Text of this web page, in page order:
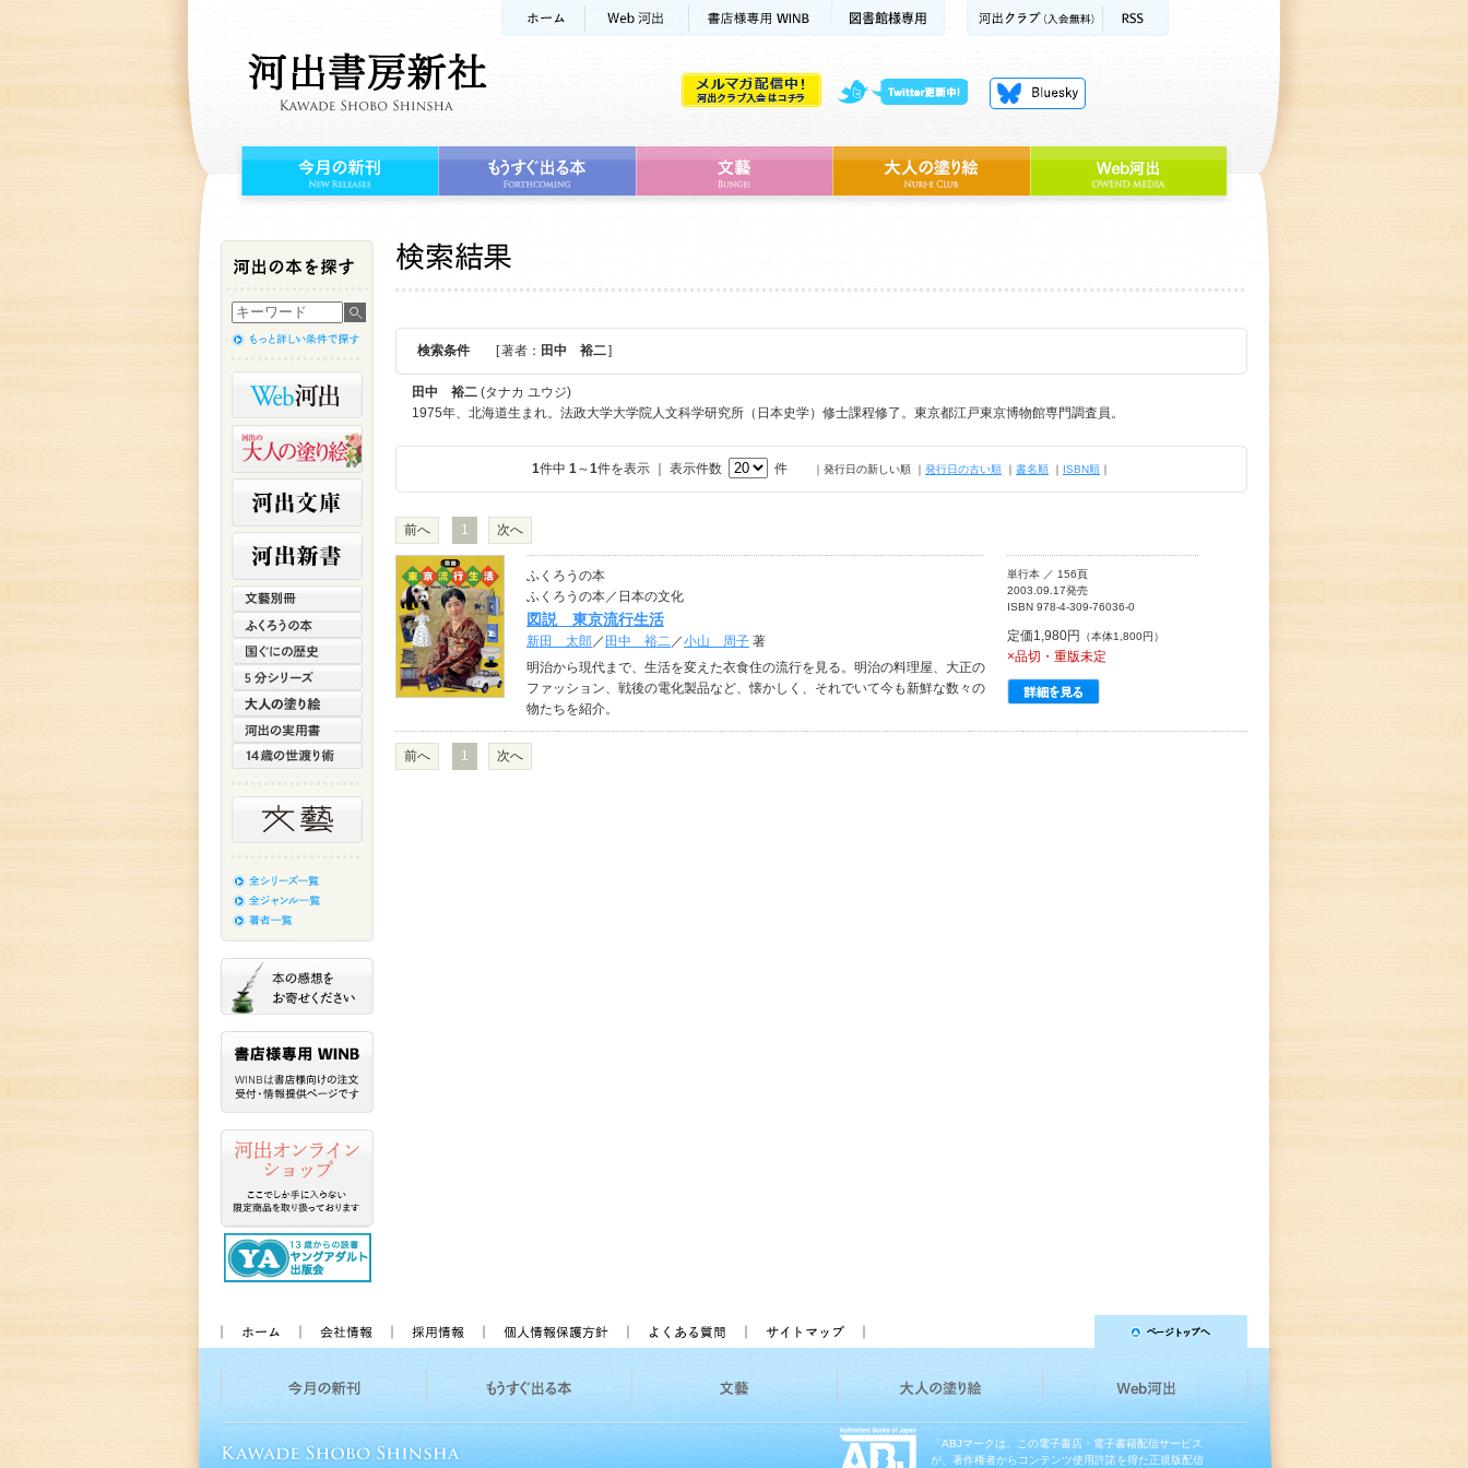
検索条件 [ 著者： 田中 裕二]
田中 裕二 (タナカ ユウジ)
1975年、北海道生まれ。法政大学大学院人文科学研究所（日本史学）修士課程修了。東京都江戸東京博物館専門調査員。
1件中 1～1件を表示 ｜ 表示件数 件 ｜発行日の新しい順 ｜ 発行日の古い順 ｜ 書名順 ｜ ISBN順 ｜
前へ 1 次へ
ふくろうの本
ふくろうの本／日本の文化
図説 東京流行生活
新田 太郎／ 田中 裕二／小山 周子 著
明治から現代まで、生活を変えた衣食住の流行を見る。明治の料理屋、大正の
ファッション、戦後の電化製品など、懐かしく、それでいて今も新鮮な数々の
物たちを紹介。
単行本 ／ 156頁
2003.09.17発売
ISBN 978-4-309-76036-0
定価1,980円 （本体1,800円）
×品切・重版未定
前へ 1 次へ
「ABJマークは、この電子書店・電子書籍配信サービス
が、著作権者からコンテンツ使用許諾を得た正規版配信